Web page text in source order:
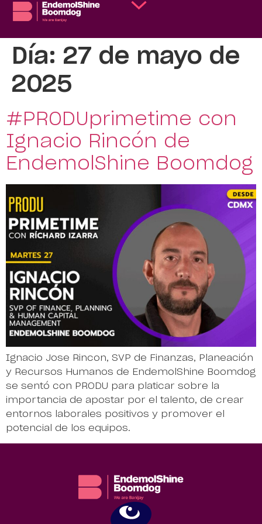
Día: 27 de mayo de
2025
#PRODUprimetime con
Ignacio Rincón de
EndemolShine Boomdog
Ignacio Jose Rincon, SVP de Finanzas, Planeación
y Recursos Humanos de EndemolShine Boomdog
se sentó con PRODU para platicar sobre la
importancia de apostar por el talento, de crear
entornos laborales positivos y promover el
potencial de los equipos.